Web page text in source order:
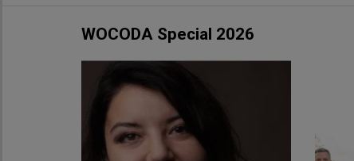
WOCODA Special 2026